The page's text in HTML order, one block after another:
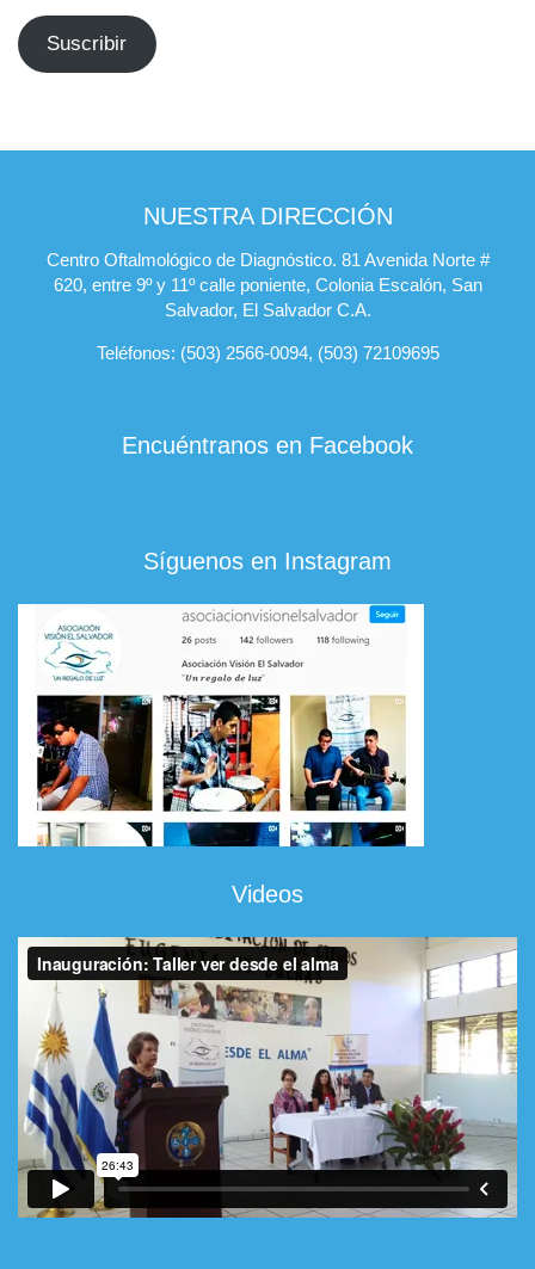
email
Suscribir
NUESTRA DIRECCIÓN
Centro Oftalmológico de Diagnóstico. 81 Avenida Norte #
620, entre 9º y 11º calle poniente, Colonia Escalón, San
Salvador, El Salvador C.A.
Teléfonos: (503) 2566-0094, (503) 72109695
Encuéntranos en Facebook
Síguenos en Instagram
Videos